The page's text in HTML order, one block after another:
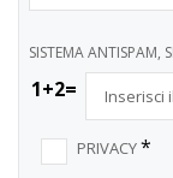
SISTEMA ANTISPAM,
1+2=
PRIVACY*